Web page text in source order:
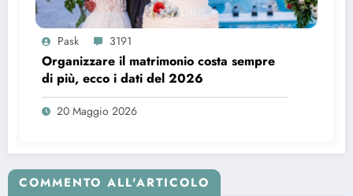
Pask 3191
Organizzare il matrimonio costa sempre
di più, ecco i dati del 2026
20 Maggio 2026
COMMENTO ALL'ARTICOLO